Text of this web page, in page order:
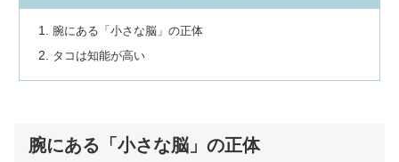
腕にある「小さな脳」の正体
タコは知能が高い
腕にある「小さな脳」の正体